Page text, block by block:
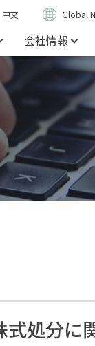
中文 Global
会社情報
処分に